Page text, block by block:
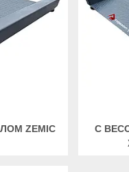
ZEMIC
С